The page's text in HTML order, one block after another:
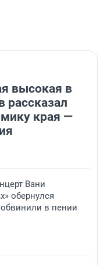
высокая в
рассказал
края —
Вани
обернулся
в пении